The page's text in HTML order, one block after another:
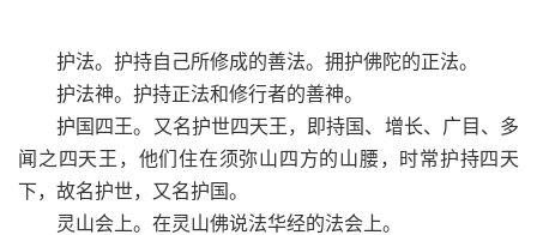
护法。护持自己所修成的善法。拥护佛陀的正法。
护法神。护持正法和修行者的善神。
护国四王。又名护世四天王，即持国、增长、广目、多
闻之四天王，他们住在须弥山四方的山腰，时常护持四天
下，故名护世，又名护国。
灵山会上。在灵山佛说法华经的法会上。